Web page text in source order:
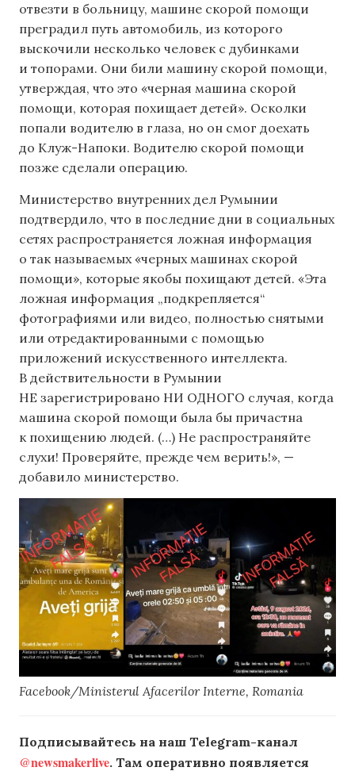
отвезти в больницу, машине скорой помощи
преградил путь автомобиль, из которого
выскочили несколько человек с дубинками
и топорами. Они били машину скорой помощи,
утверждая, что это «черная машина скорой
помощи, которая похищает детей». Осколки
попали водителю в глаза, но он смог доехать
до Клуж-Напоки. Водителю скорой помощи
позже сделали операцию.
Министерство внутренних дел Румынии
подтвердило, что в последние дни в социальных
сетях распространяется ложная информация
о так называемых «черных машинах скорой
помощи», которые якобы похищают детей. «Эта
ложная информация „подкрепляется“
фотографиями или видео, полностью снятыми
или отредактированными с помощью
приложений искусственного интеллекта.
В действительности в Румынии
НЕ зарегистрировано НИ ОДНОГО случая, когда
машина скорой помощи была бы причастна
к похищению людей. (…) Не распространяйте
слухи! Проверяйте, прежде чем верить!», —
добавило министерство.
Facebook/Ministerul Afacerilor Interne, Romania
Подписывайтесь на наш Telegram-канал
@newsmakerlive. Там оперативно появляется